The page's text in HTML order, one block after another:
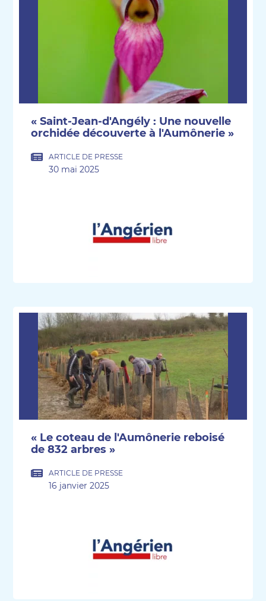
« Saint-Jean-d'Angély : Une nouvelle
orchidée découverte à l'Aumônerie »
ARTICLE DE PRESSE
30 mai 2025
« Le coteau de l'Aumônerie reboisé
de 832 arbres »
ARTICLE DE PRESSE
16 janvier 2025